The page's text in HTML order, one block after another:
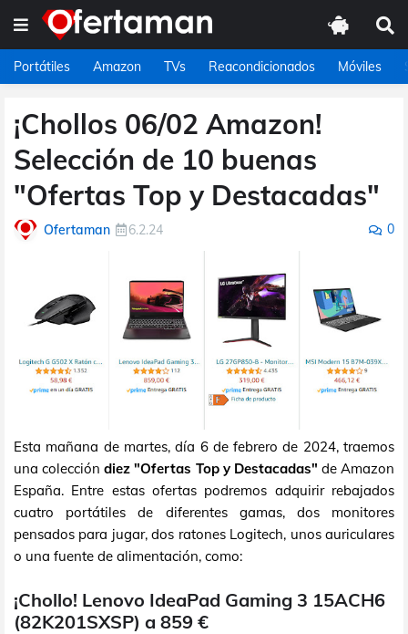
Portátiles Amazon TVs Reacondicionados Móviles
¡Chollos 06/02 Amazon!
Selección de 10 buenas
"Ofertas Top y Destacadas"
Ofertaman 6.2.24 0
Esta mañana de martes, día 6 de febrero de 2024, traemos
una coleccióndiez "Ofertas Top y Destacadas" de Amazon
España. Entre estas ofertas podremos adquirir rebajados
cuatro portátiles de diferentes gamas, dos monitores
pensados para jugar, dos ratones Logitech, unos auriculares
o una fuente de alimentación, como:
¡Chollo! Lenovo IdeaPad Gaming 3 15ACH6
(82K201SXSP) a 859 €